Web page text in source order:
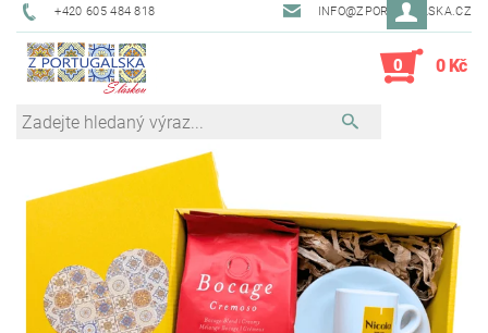
+420 605 484 818 INFO@ZPORTUGALSKA.CZ
0 0 Kč